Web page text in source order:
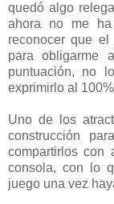
quedó algo
ahora no me
reconocer que
para obligarme
puntuación, no
exprimirlo al
Uno de los
construcción
compartirlos con
consola, con lo
juego una vez